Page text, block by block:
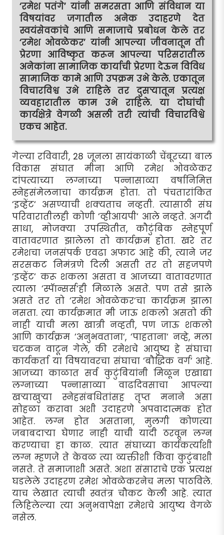
‘रमेश पतंगे’ यांनी समरसता आणि संविधान या
विषयांवर जगातील अनेक उदाहरणे देत
स्वयंसेवकांचे आणि समाजाचे प्रबोधन केले तर
‘रमेश ओवळेकर’ यांनी आपल्या जीवनातून ती
प्रेरणा आविष्कृत करून आपल्या परिसरातील
अनेकांना सामाजिक कार्याची प्रेरणा देऊन विविध
सामाजिक कामे आणि उपक्रम उभे केले. एकातून
विचारविश्व उभे राहिले तर दुसर्‍यातून प्रत्यक्ष
व्यवहारातील काम उभे राहिले. या दोघांची
कार्यक्षेत्रे वेगळी असली तरी त्यांची विचारविश्वे
एकच आहेत.
गेल्या रविवारी, 28 जूनला सायंकाळी चेंबूरच्या बाल
विकास संघात मीना आणि रमेश ओवळेकर
दांपत्याच्या लग्नाच्या पन्नासाव्या वर्षानिमित्त
स्नेहसंमेलनाचा कार्यक्रम होता. तो पंचतारांकित
‘इव्हेंट‘ असण्याची शक्यताच नव्हती. त्यासाठी संघ
परिवारातीलही कोणी ‘व्हीआयपी‘ आले नव्हते. अगदी
साधा, मोजक्या उपस्थितीत, कौटुंबिक स्नेहपूर्ण
वातावरणात झालेला तो कार्यक्रम होता. खरे तर
रमेशचा जनसंपर्क एवढा अफाट आहे की, त्याने जर
सरसकट निमंत्रणे दिली असती तर तो सहजपणे
‘इव्हेंट‘ करू शकला असता व आजच्या वातावरणात
त्याला ‘स्पॅान्सर्स‘ही मिळाले असते. पण तसे झाले
असते तर तो ‘रमेश ओवळेकर‘चा कार्यक्रम झाला
नसता. त्या कार्यक्रमात मी जाऊ शकलो असतो की
नाही याची मला खात्री नव्हती, पण जाऊ शकलो
आणि कार्यक्रम ‘अनुभवताना‘, ‘पाहताना‘ नव्हे, मला
चटकन वाटून गेले, की रमेशचे आयुष्य हे संघाचा
कार्यकर्ता या विषयावरचा संघाचा ‘बौद्धिक वर्ग‘ आहे.
आजच्या काळात सर्व कुटुंबियांनी मिळून एखाद्या
लग्नाच्या पन्नासाव्या वाढदिवसाचा आपल्या
खर्‍याखुर्‍या स्नेहसंबधितांसह तृप्त मनाने असा
सोहळा करावा अशी उदाहरणे अपवादात्मक होत
आहेत. लग्न होत असताना, मुलगी कोणत्या
जबाबदार्‍या घेणार नाही याची यादी ठरवून लग्न
करण्याचा हा काळ. त्यात संघाच्या कार्यकर्त्याशी
लग्न म्हणजे ते केवळ त्या व्यक्तीशी किंवा कुटुंबाशी
नसते. ते समाजाशी असते. अशा संसाराचे एक प्रत्यक्ष
घडलेले उदाहरण रमेश ओवळेकरनेच मला पाठविले.
याच लेखात त्याची स्वतंत्र चौकट केली आहे. त्यात
लिहिलेल्या त्या अनुभवापेक्षा रमेशचे आयुष्य वेगळे
नसेल.